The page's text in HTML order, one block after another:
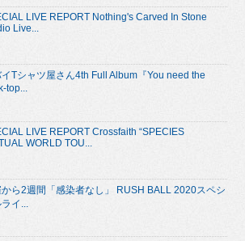
LIVE REPORT Nothing's Carved In Stone
Live...
イTシャツ屋さん4th Full Album『You need the
top...
LIVE REPORT Crossfaith “SPECIES
WORLD TOU...
から2週間「感染者なし」 RUSH BALL 2020スペシ
ライ...